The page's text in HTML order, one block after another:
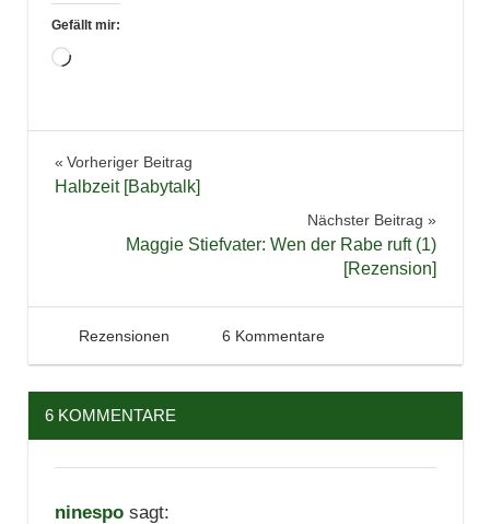
Gefällt mir:
Wird
Jugendbuch
Thriller
Beitragsnavigation
Vorheriger Beitrag
Halbzeit [Babytalk]
Nächster Beitrag
Maggie Stiefvater: Wen der Rabe ruft (1)
[Rezension]
20. Januar 2014
Tintenhain
Rezensionen 6 Kommentare
6 KOMMENTARE
ninespo sagt: